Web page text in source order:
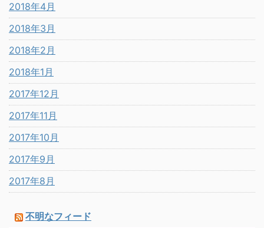
2018年4月
2018年3月
2018年2月
2018年1月
2017年12月
2017年11月
2017年10月
2017年9月
2017年8月
不明なフィード